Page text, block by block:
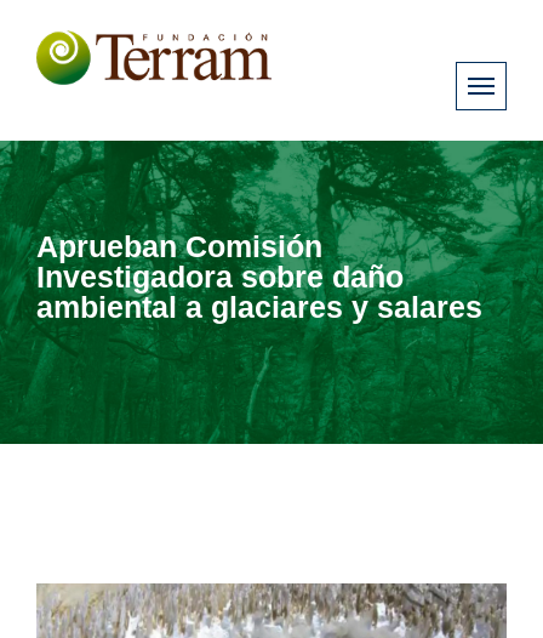
Aprueban Comisión
Investigadora sobre daño
ambiental a glaciares y salares